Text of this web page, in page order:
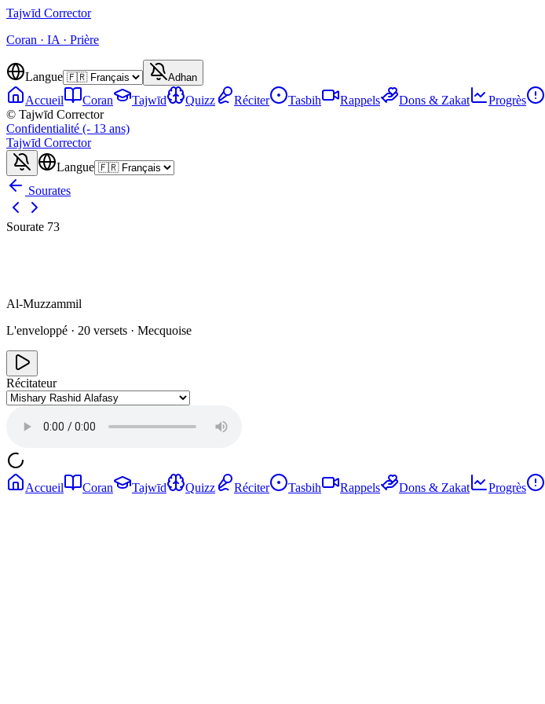
Tajwīd Corrector
Coran · IA · Prière
Langue Adhan
Accueil Coran Tajwīd Quizz Réciter Tasbih Rappels Dons & Zakat Progrès
© Tajwīd Corrector
Confidentialité (- 13 ans)
Tajwīd Corrector
Langue
Sourates
Sourate 73
Al-Muzzammil
L'enveloppé · 20 versets · Mecquoise
Récitateur
Accueil Coran Tajwīd Quizz Réciter Tasbih Rappels Dons & Zakat Progrès